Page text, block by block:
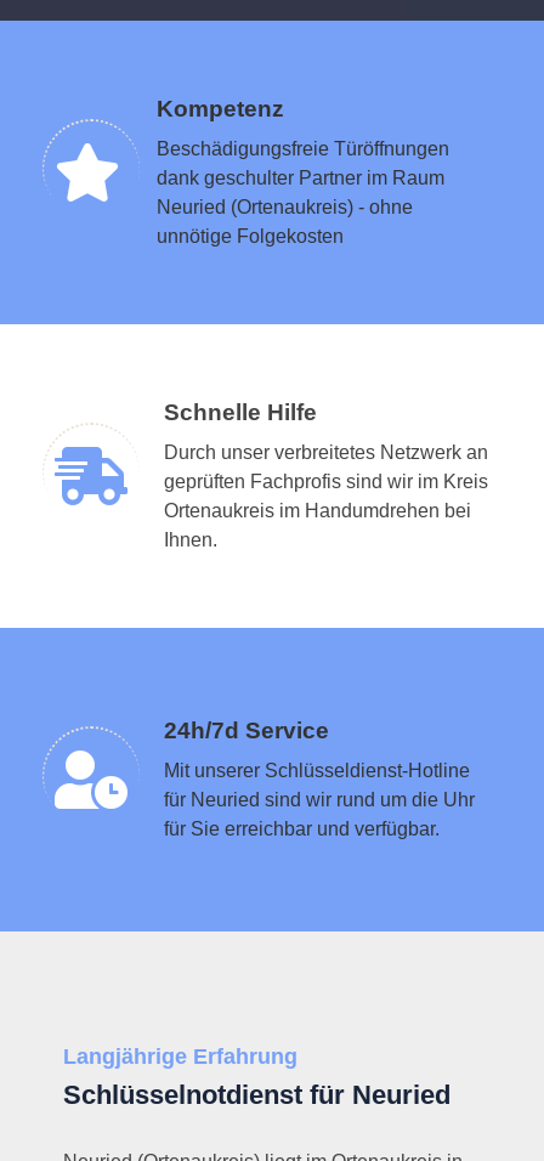
Kompetenz
Beschädigungsfreie Türöffnungen
dank geschulter Partner im Raum
Neuried (Ortenaukreis) - ohne
unnötige Folgekosten
Schnelle Hilfe
Durch unser verbreitetes Netzwerk an
geprüften Fachprofis sind wir im Kreis
Ortenaukreis im Handumdrehen bei
Ihnen.
24h/7d Service
Mit unserer Schlüsseldienst-Hotline
für Neuried sind wir rund um die Uhr
für Sie erreichbar und verfügbar.
Schlüsseldienst in der Nähe vermitteln
Langjährige Erfahrung
Schlüsselnotdienst für Neuried